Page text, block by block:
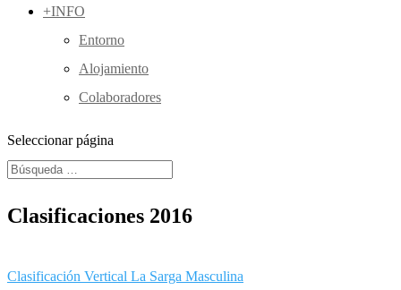
+INFO
Entorno
Alojamiento
Colaboradores
Seleccionar página
Clasificaciones 2016
Clasificación Vertical La Sarga Masculina